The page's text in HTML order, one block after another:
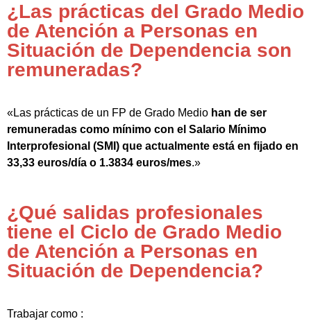
¿Las prácticas del Grado Medio
de Atención a Personas en
Situación de Dependencia son
remuneradas?
«Las prácticas de un FP de Grado Medio han de ser
remuneradas como mínimo con el Salario Mínimo
Interprofesional (SMI) que actualmente está en fijado en
33,33 euros/día o 1.3834 euros/mes.»
¿Qué salidas profesionales
tiene el Ciclo de Grado Medio
de Atención a Personas en
Situación de Dependencia?
Trabajar como :